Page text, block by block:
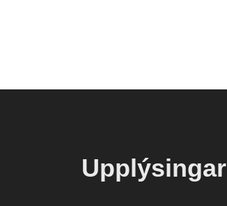
Upplýsingar